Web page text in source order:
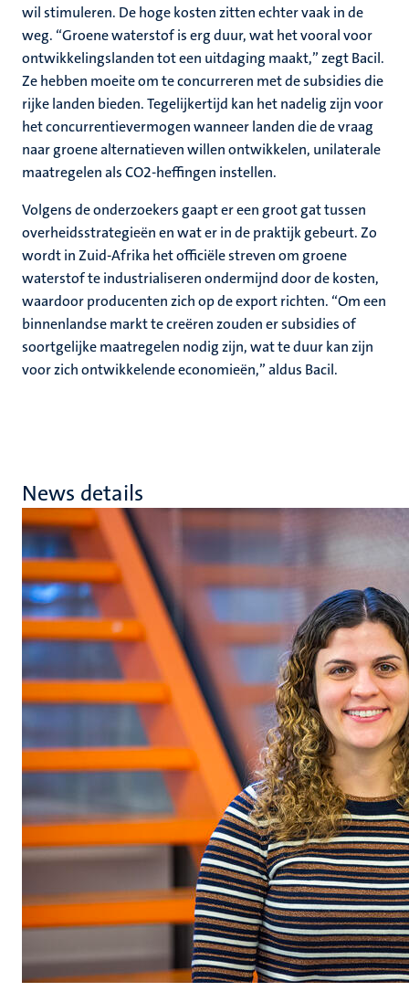
wil stimuleren. De hoge kosten zitten echter vaak in de
weg. “Groene waterstof is erg duur, wat het vooral voor
ontwikkelingslanden tot een uitdaging maakt,” zegt Bacil.
Ze hebben moeite om te concurreren met de subsidies die
rijke landen bieden. Tegelijkertijd kan het nadelig zijn voor
het concurrentievermogen wanneer landen die de vraag
naar groene alternatieven willen ontwikkelen, unilaterale
maatregelen als CO2-heffingen instellen.
Volgens de onderzoekers gaapt er een groot gat tussen
overheidsstrategieën en wat er in de praktijk gebeurt. Zo
wordt in Zuid-Afrika het officiële streven om groene
waterstof te industrialiseren ondermijnd door de kosten,
waardoor producenten zich op de export richten. “Om een
binnenlandse markt te creëren zouden er subsidies of
soortgelijke maatregelen nodig zijn, wat te duur kan zijn
voor zich ontwikkelende economieën,” aldus Bacil.
News details